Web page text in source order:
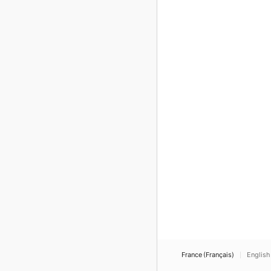
France (Français)